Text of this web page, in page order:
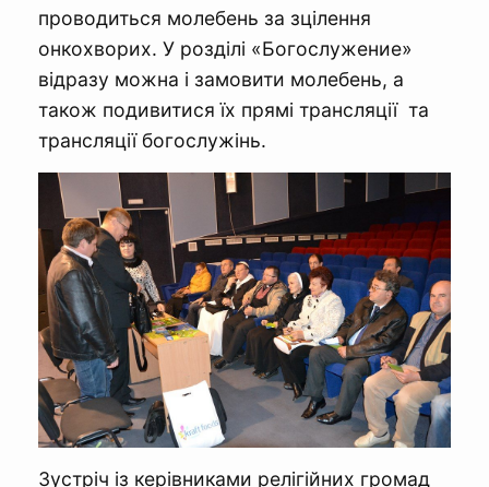
проводиться молебень за зцілення
онкохворих. У розділі «Богослужение»
відразу можна і замовити молебень, а
також подивитися їх прямі трансляції та
трансляції богослужінь.
Зустріч із керівниками релігійних громад